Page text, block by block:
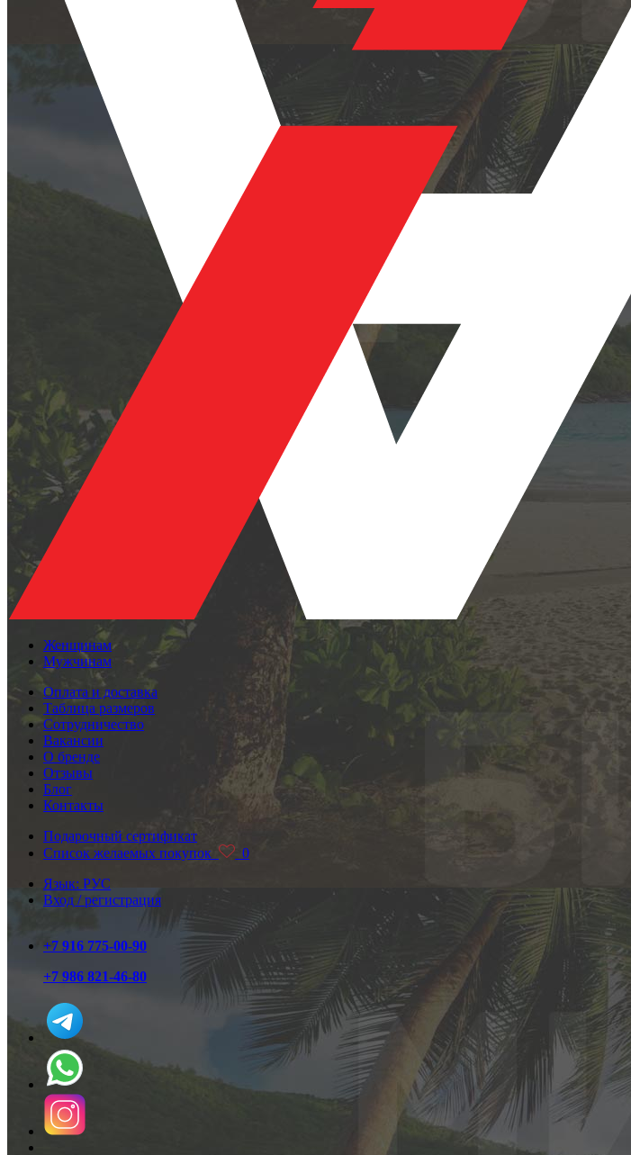
Женщинам
Мужчинам
Оплата и доставка
Таблица размеров
Сотрудничество
Вакансии
О бренде
Отзывы
Блог
Контакты
Подарочный сертификат
Список желаемых покупок
0
Язык: РУС
Вход / регистрация
+7 916 775-00-90
+7 986 821-46-80